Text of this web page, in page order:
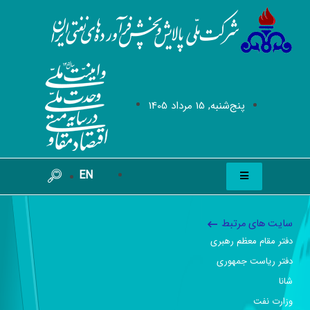
پنج‌شنبه, 15 مرداد 1405
EN
سایت های مرتبط
دفتر مقام معظم رهبری
دفتر ریاست جمهوری
شانا
وزارت نفت